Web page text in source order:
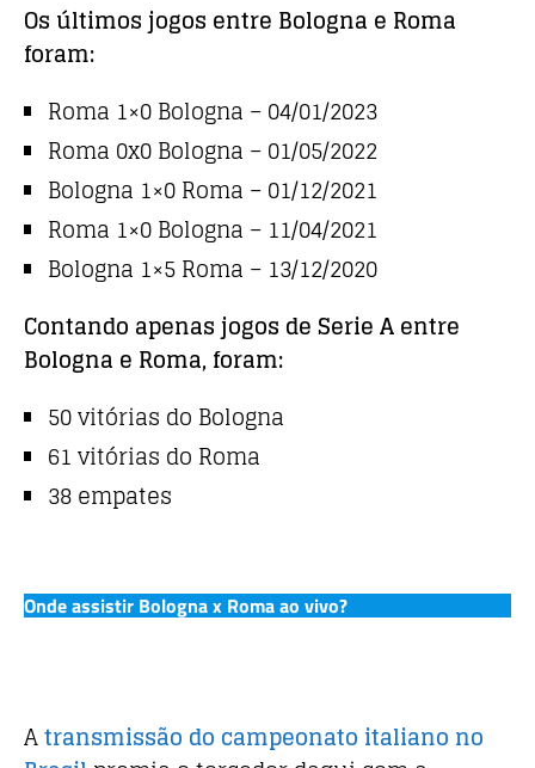
Os últimos jogos entre Bologna e Roma
foram:
Roma 1×0 Bologna – 04/01/2023
Roma 0x0 Bologna – 01/05/2022
Bologna 1×0 Roma – 01/12/2021
Roma 1×0 Bologna – 11/04/2021
Bologna 1×5 Roma – 13/12/2020
Contando apenas jogos de Serie A entre
Bologna e Roma, foram:
50 vitórias do Bologna
61 vitórias do Roma
38 empates
Onde assistir Bologna x Roma ao vivo?
Atransmissão do campeonato italiano no